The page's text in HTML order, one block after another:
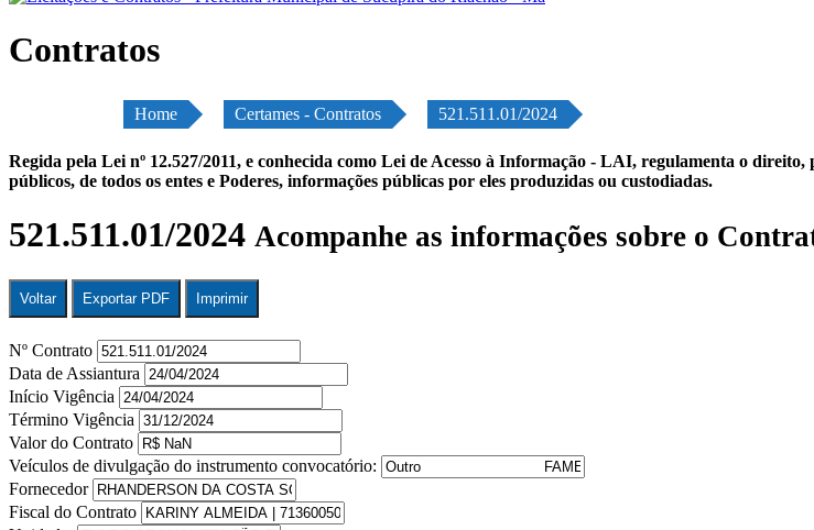
Contratos
Home Certames - Contratos 521.511.01/2024
Regida pela Lei nº 12.527/2011, e conhecida como Lei de Acesso à Informação - LAI, regulamenta o
públicos, de todos os entes e Poderes, informações públicas por eles produzidas ou custodiadas.
521.511.01/2024 Acompanhe as informações sobre o
Voltar Exportar PDF Imprimir
Nº Contrato
Data de Assiantura
Início Vigência
Término Vigência
Valor do Contrato
Veículos de divulgação do instrumento convocatório:
Fornecedor
Fiscal do Contrato